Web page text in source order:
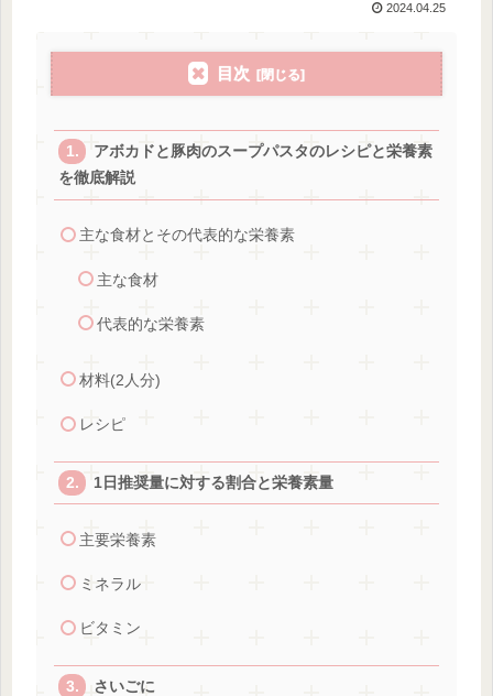
2024.04.25
目次
アボカドと豚肉のスープパスタのレシピと栄養素
を徹底解説
主な食材とその代表的な栄養素
主な食材
代表的な栄養素
材料(2人分)
レシピ
1日推奨量に対する割合と栄養素量
主要栄養素
ミネラル
ビタミン
さいごに